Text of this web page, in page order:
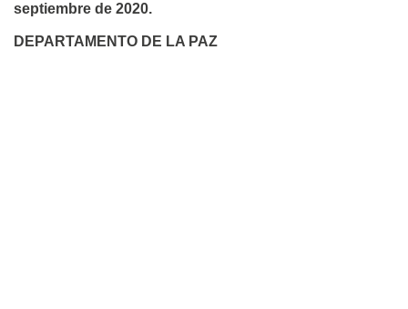
septiembre de 2020.
DEPARTAMENTO DE LA PAZ